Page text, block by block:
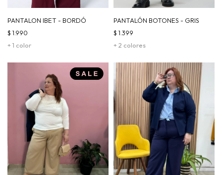
PANTALON IBET - BORDÓ
+ 1 color
$ 1.990
PANTALÓN BOTONES - GRIS
+ 2 colores
$ 1.399